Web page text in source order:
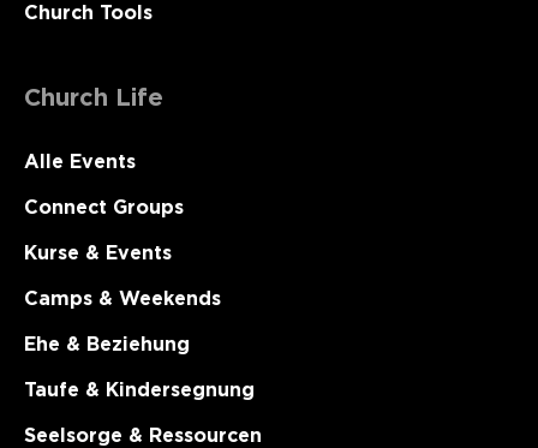
Church Tools
Church Life
Alle Events
Connect Groups
Kurse & Events
Camps & Weekends
Ehe & Beziehung
Taufe & Kindersegnung
Seelsorge & Ressourcen